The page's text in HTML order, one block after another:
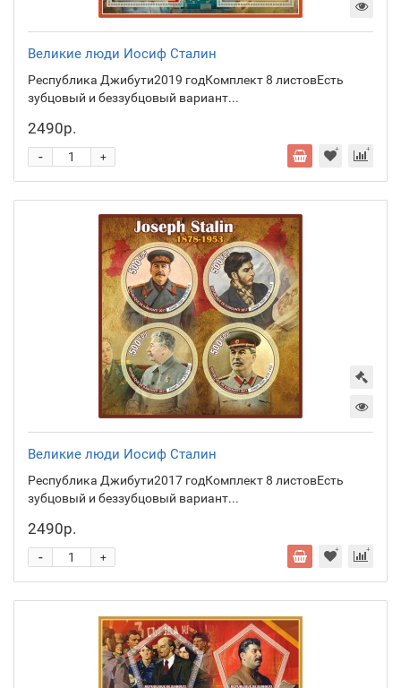
Великие люди Иосиф Сталин
Республика Джибути2019 годКомплект 8 листовЕсть
зубцовый и беззубцовый вариант...
2490р.
+
-
Великие люди Иосиф Сталин
Республика Джибути2017 годКомплект 8 листовЕсть
зубцовый и беззубцовый вариант...
2490р.
+
-